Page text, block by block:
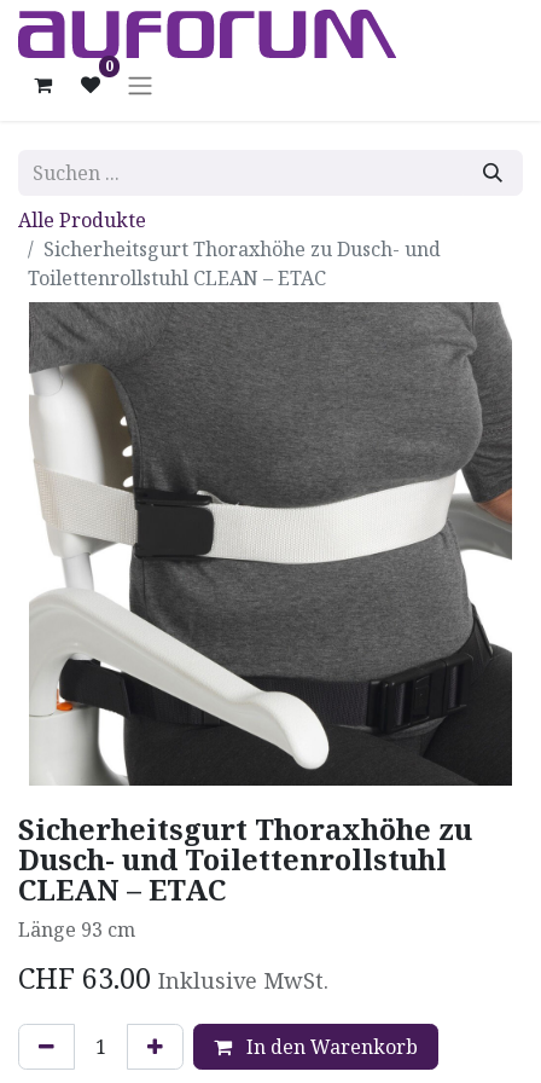
0
Alle Produkte
Sicherheitsgurt Thoraxhöhe zu Dusch- und
Toilettenrollstuhl CLEAN – ETAC
Sicherheitsgurt Thoraxhöhe zu
Dusch- und Toilettenrollstuhl
CLEAN – ETAC
Länge 93 cm
CHF 63.00 Inklusive MwSt.
In den Warenkorb